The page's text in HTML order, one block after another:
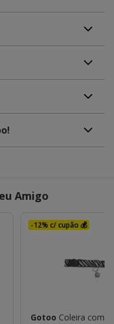
Amigo
-12% c/ cupão 💰
Gotoo Coleira com